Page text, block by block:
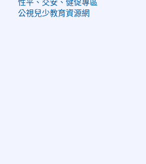
性平、交安、健促專區
公視兒少教育資源網